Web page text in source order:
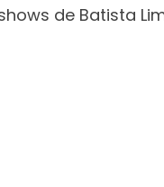
de Batista